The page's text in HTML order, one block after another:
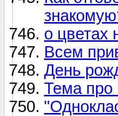
о цветах
Всем
День
Тема